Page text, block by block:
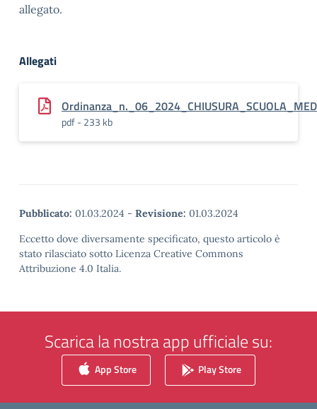
allegato.
Allegati
pdf - 233 kb
Pubblicato: 01.03.2024 - Revisione: 01.03.2024
Eccetto dove diversamente specificato, questo articolo è
stato rilasciato sotto Licenza Creative Commons
Attribuzione 4.0 Italia.
Scarica la nostra app ufficiale su:
App Store Play Store